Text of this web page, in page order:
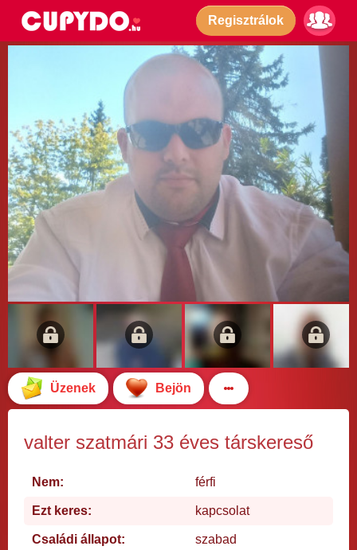
Regisztrálok
Üzenek Bejön
valter szatmári 33 éves társkereső
Nem: férfi
Ezt keres: kapcsolat
Családi állapot: szabad